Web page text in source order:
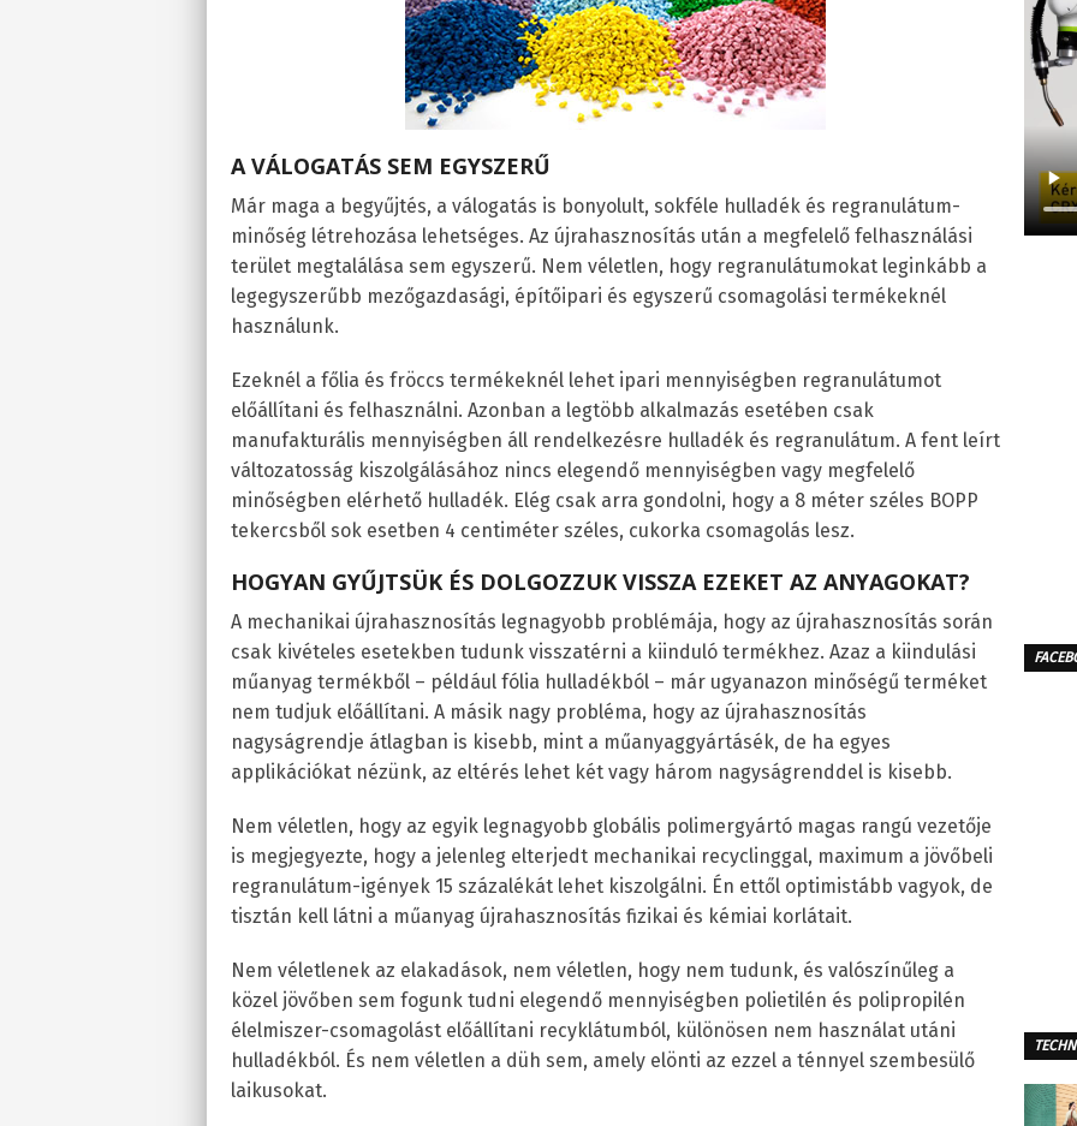
A VÁLOGATÁS SEM EGYSZERŰ
Már maga a begyűjtés, a válogatás is bonyolult, sokféle hulladék és regranulátum-
minőség létrehozása lehetséges. Az újrahasznosítás után a megfelelő felhasználási
terület megtalálása sem egyszerű. Nem véletlen, hogy regranulátumokat leginkább a
legegyszerűbb mezőgazdasági, építőipari és egyszerű csomagolási termékeknél
használunk.
Ezeknél a főlia és fröccs termékeknél lehet ipari mennyiségben regranulátumot
előállítani és felhasználni. Azonban a legtöbb alkalmazás esetében csak
manufakturális mennyiségben áll rendelkezésre hulladék és regranulátum. A fent leírt
változatosság kiszolgálásához nincs elegendő mennyiségben vagy megfelelő
minőségben elérhető hulladék. Elég csak arra gondolni, hogy a 8 méter széles BOPP
tekercsből sok esetben 4 centiméter széles, cukorka csomagolás lesz.
HOGYAN GYŰJTSÜK ÉS DOLGOZZUK VISSZA EZEKET AZ ANYAGOKAT?
A mechanikai újrahasznosítás legnagyobb problémája, hogy az újrahasznosítás során
csak kivételes esetekben tudunk visszatérni a kiinduló termékhez. Azaz a kiindulási
műanyag termékből – például fólia hulladékból – már ugyanazon minőségű terméket
nem tudjuk előállítani. A másik nagy probléma, hogy az újrahasznosítás
nagyságrendje átlagban is kisebb, mint a műanyaggyártásék, de ha egyes
applikációkat nézünk, az eltérés lehet két vagy három nagyságrenddel is kisebb.
Nem véletlen, hogy az egyik legnagyobb globális polimergyártó magas rangú vezetője
is megjegyezte, hogy a jelenleg elterjedt mechanikai recyclinggal, maximum a jövőbeli
regranulátum-igények 15 százalékát lehet kiszolgálni. Én ettől optimistább vagyok, de
tisztán kell látni a műanyag újrahasznosítás fizikai és kémiai korlátait.
Nem véletlenek az elakadások, nem véletlen, hogy nem tudunk, és valószínűleg a
közel jövőben sem fogunk tudni elegendő mennyiségben polietilén és polipropilén
élelmiszer-csomagolást előállítani recyklátumból, különösen nem használat utáni
hulladékból. És nem véletlen a düh sem, amely elönti az ezzel a ténnyel szembesülő
laikusokat.